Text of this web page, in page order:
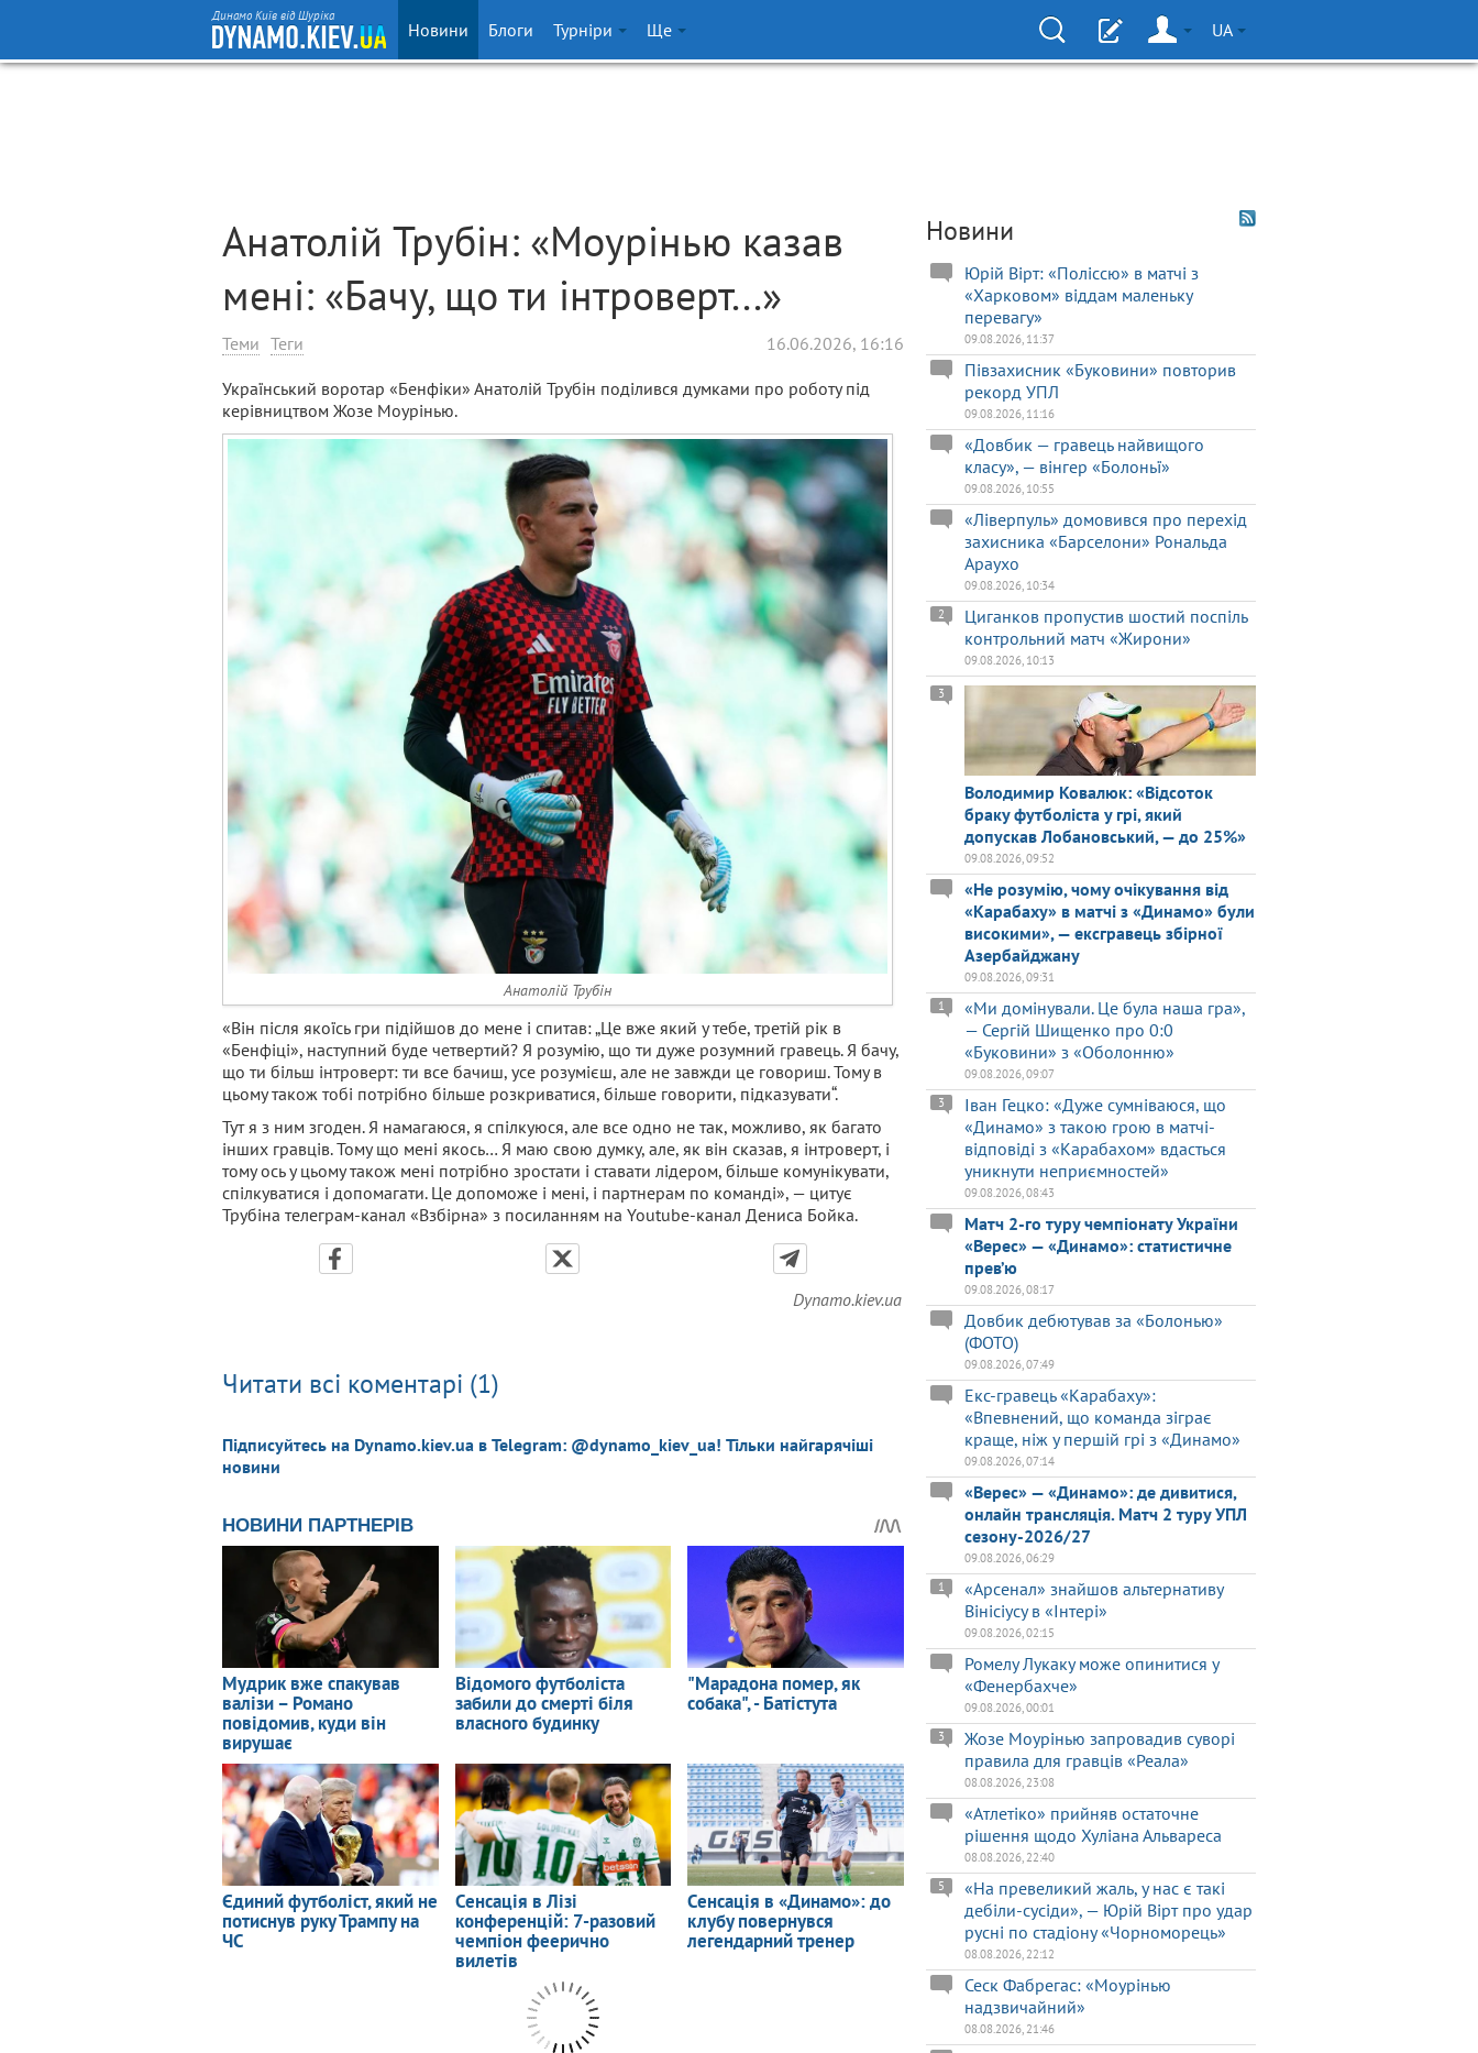
Динамо Київ від Шуріка
Новини Блоги Турніри Ще UA
Анатолій Трубін: «Моурінью казав
мені: «Бачу, що ти інтроверт...»
Теми Теги 16.06.2026, 16:16
Український воротар «Бенфіки» Анатолій Трубін поділився думками про роботу під
керівництвом Жозе Моурінью.
Анатолій Трубін
«Він після якоїсь гри підійшов до мене і спитав: „Це вже який у тебе, третій рік в
«Бенфіці», наступний буде четвертий? Я розумію, що ти дуже розумний гравець. Я бачу,
що ти більш інтроверт: ти все бачиш, усе розумієш, але не завжди це говориш. Тому в
цьому також тобі потрібно більше розкриватися, більше говорити, підказувати“.
Тут я з ним згоден. Я намагаюся, я спілкуюся, але все одно не так, можливо, як багато
інших гравців. Тому що мені якось… Я маю свою думку, але, як він сказав, я інтроверт, і
тому ось у цьому також мені потрібно зростати і ставати лідером, більше комунікувати,
спілкуватися і допомагати. Це допоможе і мені, і партнерам по команді», — цитує
Трубіна телеграм-канал «Взбірна» з посиланням на Youtube-канал Дениса Бойка.
Dynamo.kiev.ua
Читати всі коментарі (1)
Підписуйтесь на Dynamo.kiev.ua в Telegram: @dynamo_kiev_ua! Тільки найгарячіші
новини
Новини
Юрій Вірт: «Поліссю» в матчі з
«Харковом» віддам маленьку
перевагу»
09.08.2026, 11:37
Півзахисник «Буковини» повторив
рекорд УПЛ
09.08.2026, 11:16
«Довбик — гравець найвищого
класу», — вінгер «Болоньї»
09.08.2026, 10:55
«Ліверпуль» домовився про перехід
захисника «Барселони» Рональда
Араухо
09.08.2026, 10:34
Циганков пропустив шостий поспіль
контрольний матч «Жирони»
2
09.08.2026, 10:13
Володимир Ковалюк: «Відсоток
браку футболіста у грі, який
допускав Лобановський, — до 25%»
3
09.08.2026, 09:52
«Не розумію, чому очікування від
«Карабаху» в матчі з «Динамо» були
високими», — ексгравець збірної
Азербайджану
09.08.2026, 09:31
«Ми домінували. Це була наша гра»,
— Сергій Шищенко про 0:0
«Буковини» з «Оболонню»
1
09.08.2026, 09:07
Іван Гецко: «Дуже сумніваюся, що
«Динамо» з такою грою в матчі-
відповіді з «Карабахом» вдасться
уникнути неприємностей»
3
09.08.2026, 08:43
Матч 2-го туру чемпіонату України
«Верес» — «Динамо»: статистичне
прев’ю
09.08.2026, 08:17
Довбик дебютував за «Болонью»
(ФОТО)
09.08.2026, 07:49
Екс-гравець «Карабаху»:
«Впевнений, що команда зіграє
краще, ніж у першій грі з «Динамо»
09.08.2026, 07:14
«Верес» — «Динамо»: де дивитися,
онлайн трансляція. Матч 2 туру УПЛ
сезону-2026/27
09.08.2026, 06:29
«Арсенал» знайшов альтернативу
Вінісіусу в «Інтері»
1
09.08.2026, 02:15
Ромелу Лукаку може опинитися у
«Фенербахче»
09.08.2026, 00:01
Жозе Моурінью запровадив суворі
правила для гравців «Реала»
3
08.08.2026, 23:08
«Атлетіко» прийняв остаточне
рішення щодо Хуліана Альвареса
08.08.2026, 22:40
«На превеликий жаль, у нас є такі
дебіли-сусіди», — Юрій Вірт про удар
русні по стадіону «Чорноморець»
5
08.08.2026, 22:12
Сеск Фабрегас: «Моурінью
надзвичайний»
08.08.2026, 21:46